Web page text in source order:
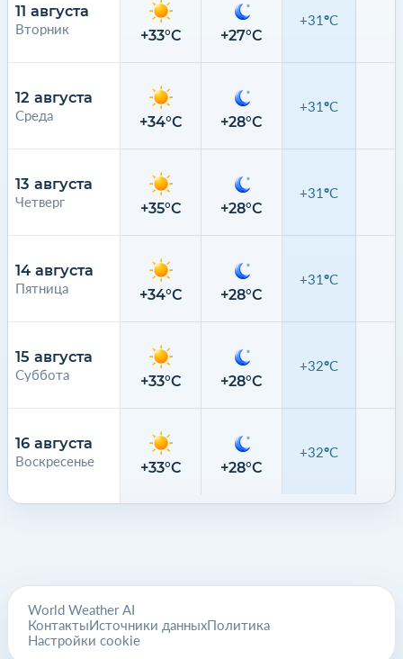
11 августа
Вторник
12 августа
Среда
13 августа
Четверг
14 августа
Пятница
15 августа
Суббота
16 августа
Воскресенье
+33°C +27°C
+31°C
+34°C +28°C
+31°C
+35°C +28°C
+31°C
+34°C +28°C
+31°C
+33°C +28°C
+32°C
+33°C +28°C
+32°C
World Weather AI
КонтактыИсточники данныхПолитика
Настройки cookie